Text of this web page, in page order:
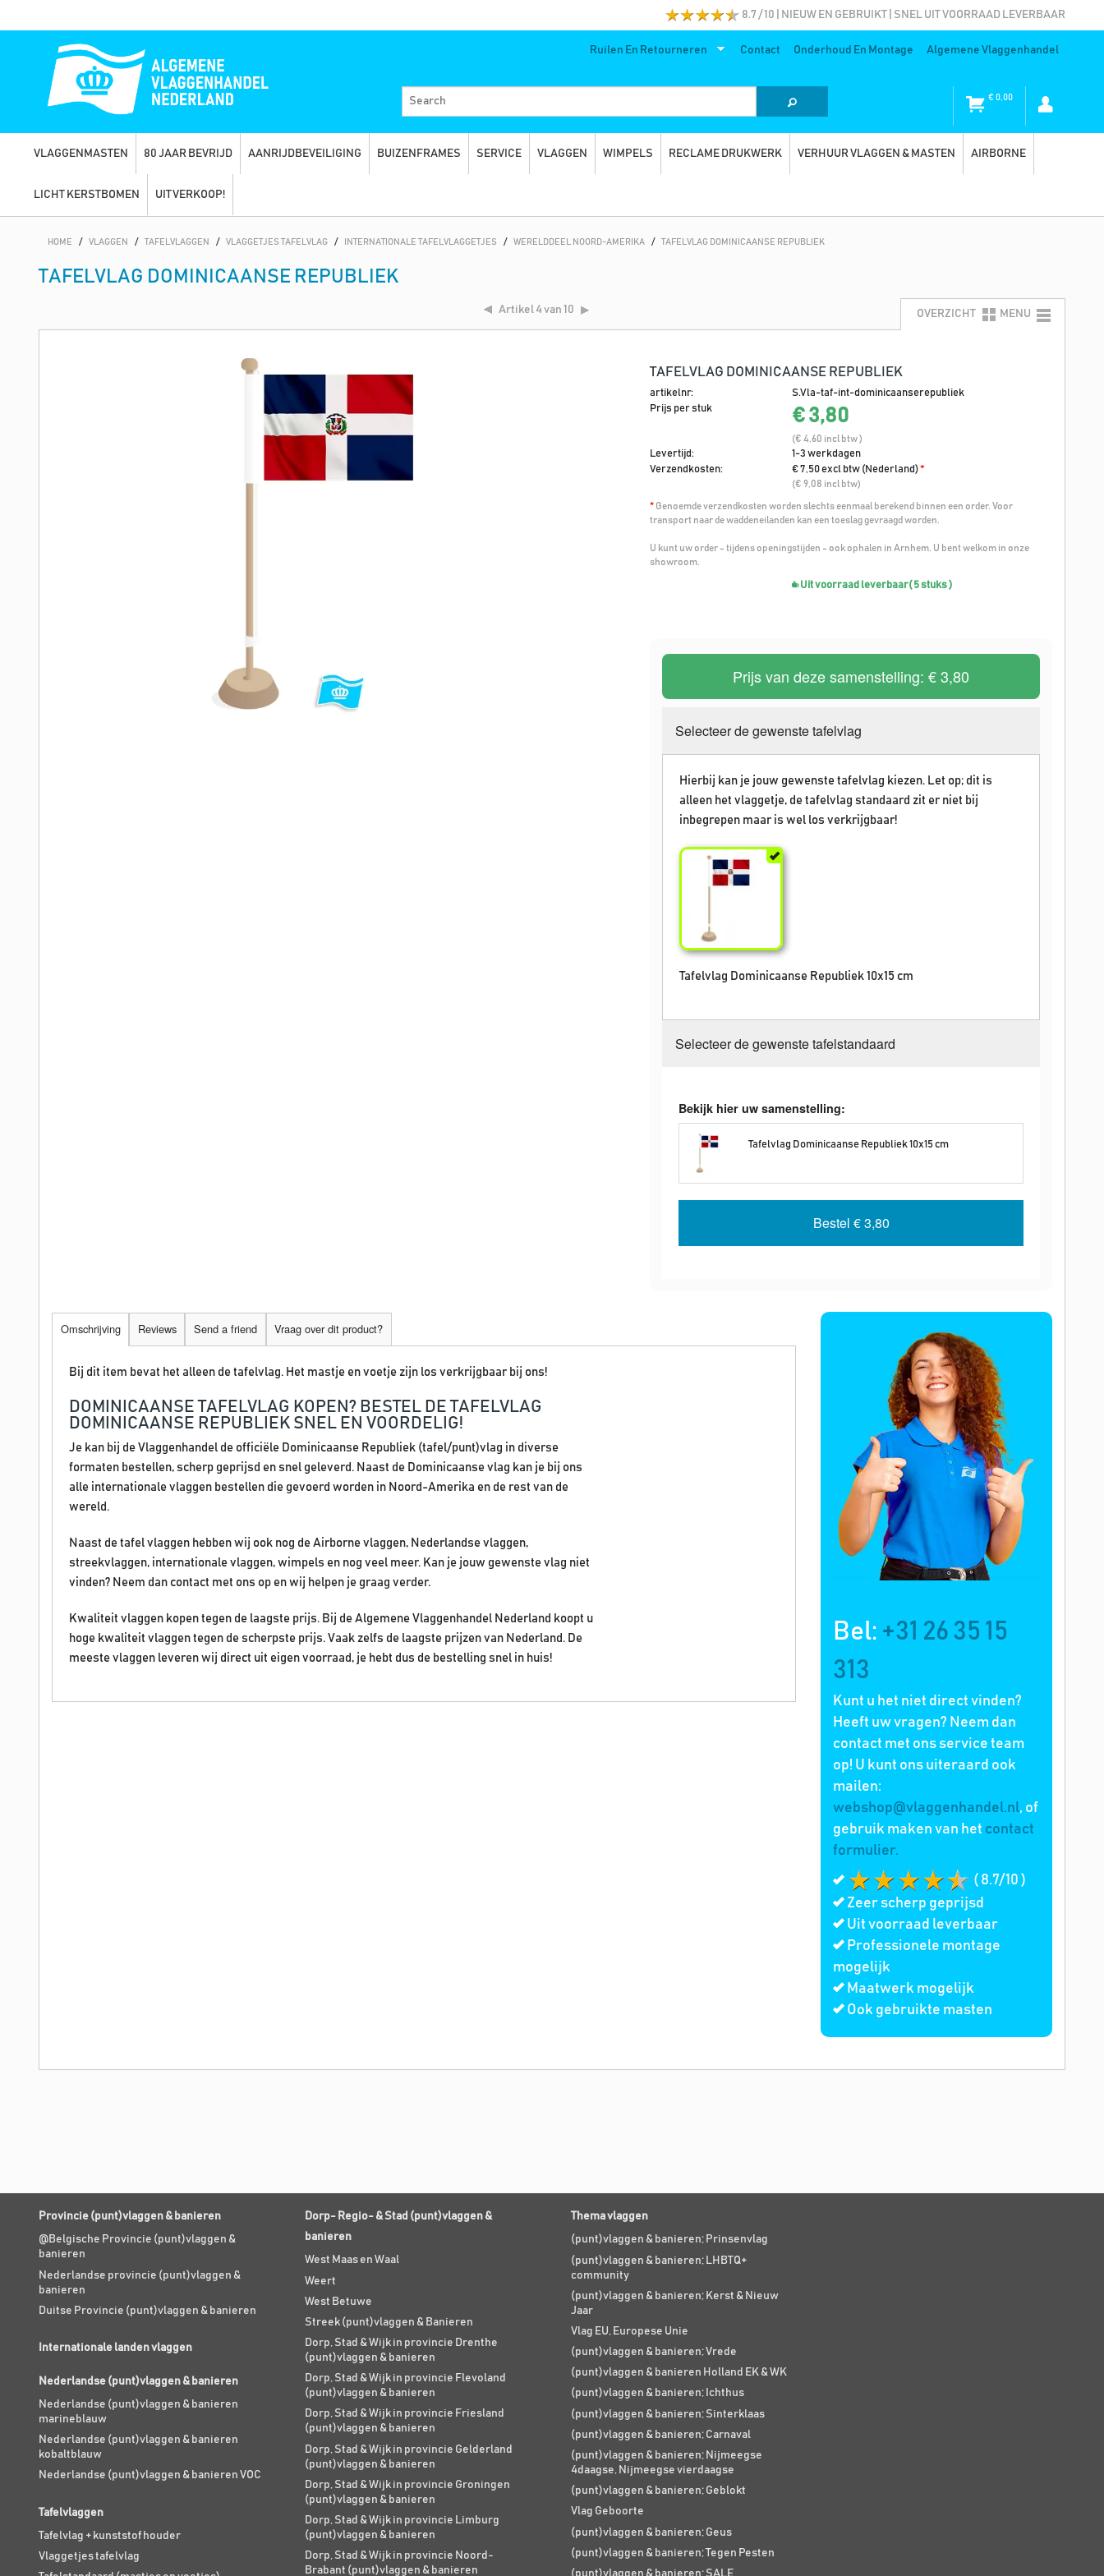
8.7 / 10 | NIEUW EN GEBRUIKT | SNEL UIT VOORRAAD LEVERBAAR
Ruilen En Retourneren Contact Onderhoud En Montage Algemene Vlaggenhandel
€0,00
VLAGGENMASTEN 80 JAAR BEVRIJD AANRIJDBEVEILIGING BUIZENFRAMES SERVICE VLAGGEN WIMPELS RECLAME DRUKWERK VERHUUR VLAGGEN & MASTEN AIRBORNE
LICHT KERSTBOMEN UITVERKOOP!
HOME / VLAGGEN / TAFELVLAGGEN / VLAGGETJES TAFELVLAG / INTERNATIONALE TAFELVLAGGETJES / WERELDDEEL NOORD-AMERIKA / TAFELVLAG DOMINICAANSE REPUBLIEK
TAFELVLAG DOMINICAANSE REPUBLIEK
Artikel 4 van 10 OVERZICHT MENU
TAFELVLAG DOMINICAANSE REPUBLIEK
artikelnr:
S.Vla-taf-int-dominicaanserepubliek
Prijs per stuk
€ 3,80
(€ 4,60 incl btw )
Levertijd:
1-3 werkdagen
Verzendkosten:
€ 7,50 excl btw (Nederland)*
(€ 9,08 incl btw)
* Genoemde verzendkosten worden slechts eenmaal berekend binnen een order. Voor
transport naar de waddeneilanden kan een toeslag gevraagd worden.
U kunt uw order - tijdens openingstijden - ook ophalen in Arnhem. U bent welkom in onze
showroom.
Uit voorraad leverbaar( 5 stuks )
Prijs van deze samenstelling: € 3,80
Selecteer de gewenste tafelvlag
Hierbij kan je jouw gewenste tafelvlag kiezen. Let op; dit is
alleen het vlaggetje, de tafelvlag standaard zit er niet bij
inbegrepen maar is wel los verkrijgbaar!
Tafelvlag Dominicaanse Republiek 10x15 cm
Selecteer de gewenste tafelstandaard
Bekijk hier uw samenstelling:
Tafelvlag Dominicaanse Republiek 10x15 cm
Bestel € 3,80
Bel: +31 26 35 15
313
Kunt u het niet direct vinden?
Heeft uw vragen? Neem dan
contact met ons service team
op! U kunt ons uiteraard ook
mailen:
webshop@vlaggenhandel.nl, of
gebruik maken van het contact
formulier.
( 8.7/10 )
Zeer scherp geprijsd
Uit voorraad leverbaar
Professionele montage
mogelijk
Maatwerk mogelijk
Ook gebruikte masten
Omschrijving Reviews Send a friend Vraag over dit product?
Bij dit item bevat het alleen de tafelvlag. Het mastje en voetje zijn los verkrijgbaar bij ons!
DOMINICAANSE TAFELVLAG KOPEN? BESTEL DE TAFELVLAG
DOMINICAANSE REPUBLIEK SNEL EN VOORDELIG!
Je kan bij de Vlaggenhandel de officiële Dominicaanse Republiek (tafel/punt)vlag in diverse
formaten bestellen, scherp geprijsd en snel geleverd. Naast de Dominicaanse vlag kan je bij ons
alle internationale vlaggen bestellen die gevoerd worden in Noord-Amerika en de rest van de
wereld.
Naast de tafel vlaggen hebben wij ook nog de Airborne vlaggen, Nederlandse vlaggen,
streekvlaggen, internationale vlaggen, wimpels en nog veel meer. Kan je jouw gewenste vlag niet
vinden? Neem dan contact met ons op en wij helpen je graag verder.
Kwaliteit vlaggen kopen tegen de laagste prijs. Bij de Algemene Vlaggenhandel Nederland koopt u
hoge kwaliteit vlaggen tegen de scherpste prijs. Vaak zelfs de laagste prijzen van Nederland. De
meeste vlaggen leveren wij direct uit eigen voorraad, je hebt dus de bestelling snel in huis!
Provincie (punt)vlaggen & banieren
@Belgische Provincie (punt)vlaggen &
banieren
Nederlandse provincie (punt)vlaggen &
banieren
Duitse Provincie (punt)vlaggen & banieren
Internationale landen vlaggen
Nederlandse (punt)vlaggen & banieren
Nederlandse (punt)vlaggen & banieren
marineblauw
Nederlandse (punt)vlaggen & banieren
kobaltblauw
Nederlandse (punt)vlaggen & banieren VOC
Tafelvlaggen
Tafelvlag + kunststof houder
Vlaggetjes tafelvlag
Dorp- Regio- & Stad (punt)vlaggen &
banieren
West Maas en Waal
Weert
West Betuwe
Streek (punt)vlaggen & Banieren
Dorp, Stad & Wijk in provincie Drenthe
(punt)vlaggen & banieren
Dorp, Stad & Wijk in provincie Flevoland
(punt)vlaggen & banieren
Dorp, Stad & Wijk in provincie Friesland
(punt)vlaggen & banieren
Dorp, Stad & Wijk in provincie Gelderland
(punt)vlaggen & banieren
Dorp, Stad & Wijk in provincie Groningen
(punt)vlaggen & banieren
Dorp, Stad & Wijk in provincie Limburg
(punt)vlaggen & banieren
Dorp, Stad & Wijk in provincie Noord-
Brabant (punt)vlaggen & banieren
Thema vlaggen
(punt)vlaggen & banieren; Prinsenvlag
(punt)vlaggen & banieren; LHBTQ+
community
(punt)vlaggen & banieren; Kerst & Nieuw
Jaar
Vlag EU, Europese Unie
(punt)vlaggen & banieren; Vrede
(punt)vlaggen & banieren Holland EK & WK
(punt)vlaggen & banieren; Ichthus
(punt)vlaggen & banieren; Sinterklaas
(punt)vlaggen & banieren; Carnaval
(punt)vlaggen & banieren; Nijmeegse
4daagse, Nijmeegse vierdaagse
(punt)vlaggen & banieren; Geblokt
Vlag Geboorte
(punt)vlaggen & banieren; Geus
(punt)vlaggen & banieren; Tegen Pesten
(punt)vlaggen & banieren; SALE